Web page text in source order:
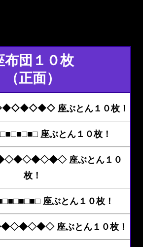
布団１０枚
（正面）
座ぶとん１０枚！
座ぶとん１０枚！
座ぶとん１０
枚！
座ぶとん１０枚！
座ぶとん１０枚！